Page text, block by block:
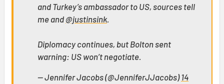
and Turkey’s ambassador to US, sources tell
me and @justinsink.
Diplomacy continues, but Bolton sent
warning: US won’t negotiate.
— Jennifer Jacobs (@JenniferJJacobs)14